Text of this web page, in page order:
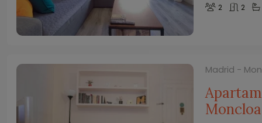
2 2
Madrid -